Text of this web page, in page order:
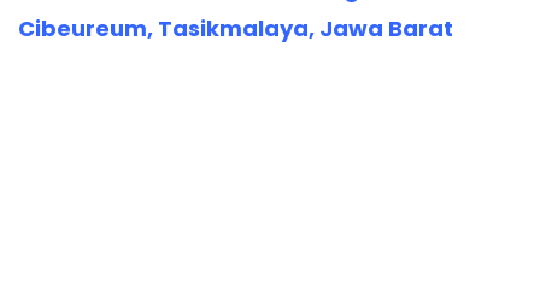
Cibeureum, Tasikmalaya, Jawa Barat